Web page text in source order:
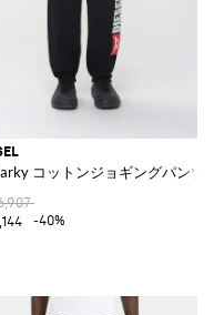
コットンジョギングパンツ
-40%